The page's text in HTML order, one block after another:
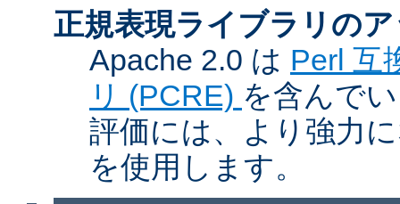
正規表現ライブラリの
Apache 2.0 は Perl 互
リ (PCRE) を含んで
評価には、より強力
を使用します。